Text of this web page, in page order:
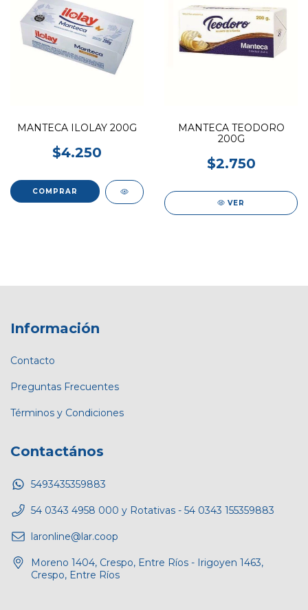
MANTECA ILOLAY 200G
$4.250
MANTECA TEODORO
200G
$2.750
VER
Información
Contacto
Preguntas Frecuentes
Términos y Condiciones
Contactános
5493435359883
54 0343 4958 000 y Rotativas - 54 0343 155359883
laronline@lar.coop
Moreno 1404, Crespo, Entre Ríos - Irigoyen 1463,
Crespo, Entre Ríos